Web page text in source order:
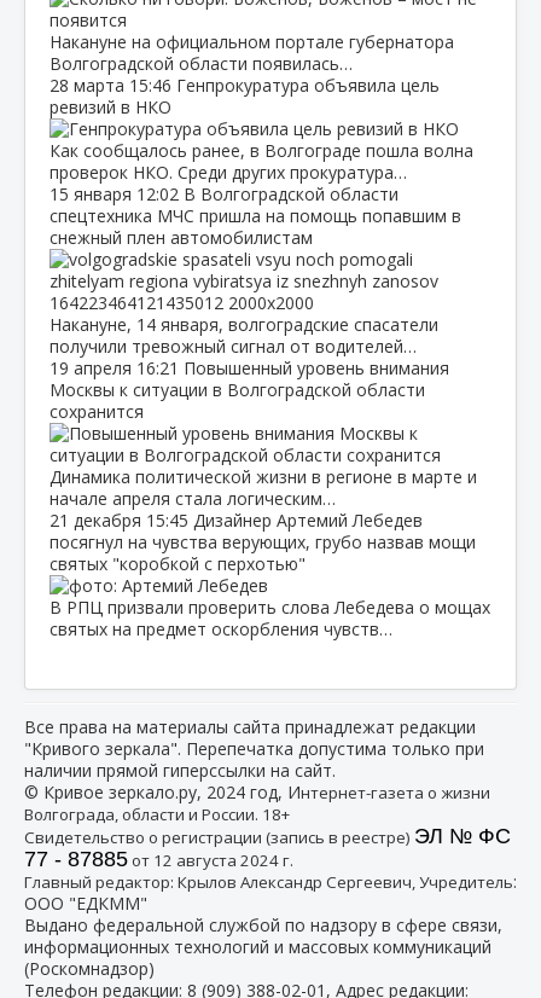
Накануне на официальном портале губернатора
Волгоградской области появилась…
28 марта 15:46 Генпрокуратура объявила цель
ревизий в НКО
Как сообщалось ранее, в Волгограде пошла волна
проверок НКО. Среди других прокуратура…
15 января 12:02 В Волгоградской области
спецтехника МЧС пришла на помощь попавшим в
снежный плен автомобилистам
Накануне, 14 января, волгоградские спасатели
получили тревожный сигнал от водителей…
19 апреля 16:21 Повышенный уровень внимания
Москвы к ситуации в Волгоградской области
сохранится
Динамика политической жизни в регионе в марте и
начале апреля стала логическим…
21 декабря 15:45 Дизайнер Артемий Лебедев
посягнул на чувства верующих, грубо назвав мощи
святых "коробкой с перхотью"
В РПЦ призвали проверить слова Лебедева о мощах
святых на предмет оскорбления чувств…
Все права на материалы сайта принадлежат редакции
"Кривого зеркала". Перепечатка допустима только при
наличии прямой гиперссылки на сайт.
© Кривое зеркало.ру, 2024 год, Интернет-газета о жизни
Волгограда, области и России. 18+
Свидетельство о регистрации (запись в реестре) ЭЛ № ФС
77 - 87885от 12 августа 2024 г.
Главный редактор: Крылов Александр Сергеевич, Учредитель:
ООО "ЕДКММ"
Выдано федеральной службой по надзору в сфере связи,
информационных технологий и массовых коммуникаций
(Роскомнадзор)
Телефон редакции: 8 (909) 388-02-01 , Адрес редакции: